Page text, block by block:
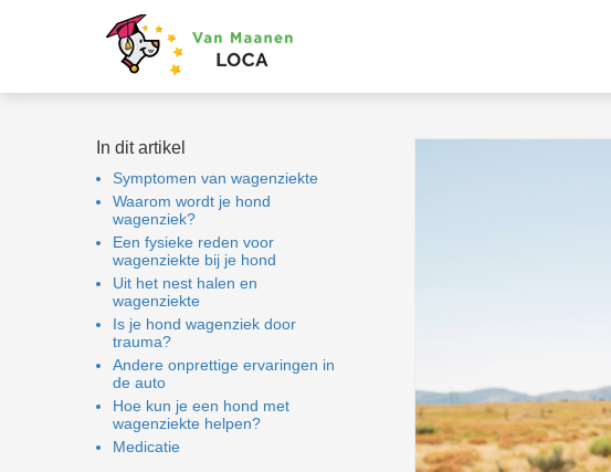
In dit artikel
Symptomen van wagenziekte
Waarom wordt je hond
wagenziek?
Een fysieke reden voor
wagenziekte bij je hond
Uit het nest halen en
wagenziekte
Is je hond wagenziek door
trauma?
Andere onprettige ervaringen in
de auto
Hoe kun je een hond met
wagenziekte helpen?
Medicatie
informatie te
over het
op de
te volgen op
Hierdoor
tonen